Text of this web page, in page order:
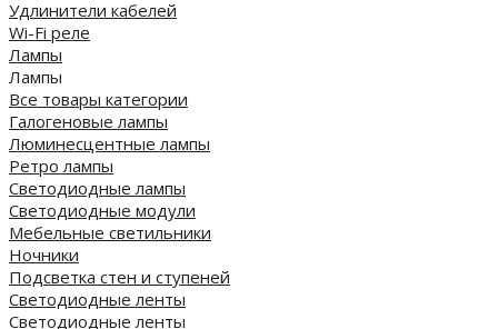
Удлинители кабелей
Wi-Fi реле
Лампы
Лампы
Все товары категории
Галогеновые лампы
Люминесцентные лампы
Ретро лампы
Светодиодные лампы
Светодиодные модули
Мебельные светильники
Ночники
Подсветка стен и ступеней
Светодиодные ленты
Светодиодные ленты